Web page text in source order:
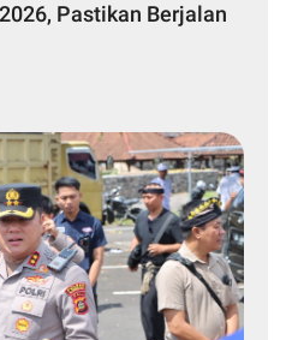
Pastikan Berjalan